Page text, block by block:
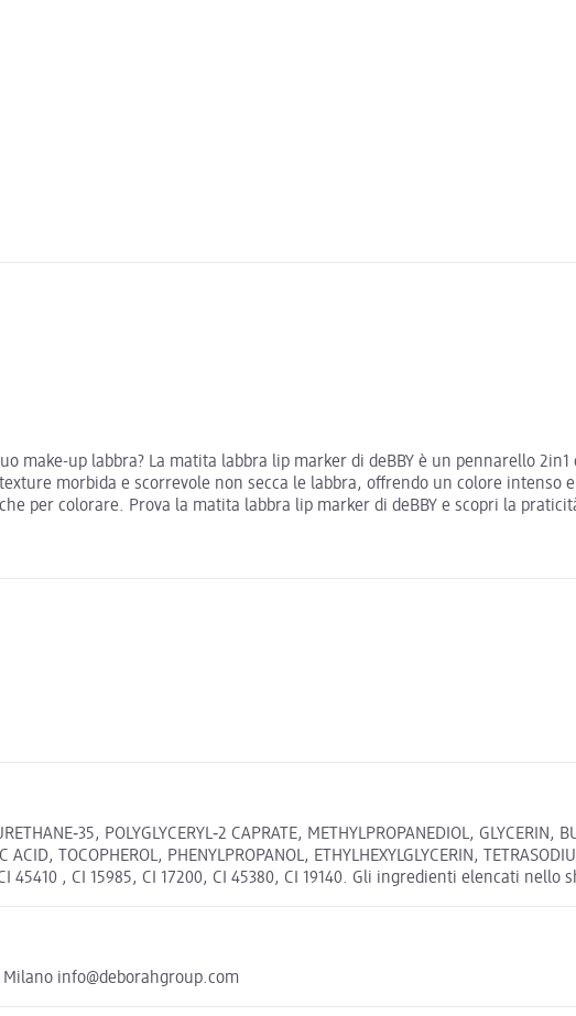
make-up labbra? La matita labbra lip marker di deBBY è un pennarello
morbida e scorrevole non secca le labbra, offrendo un colore
per colorare. Prova la matita labbra lip marker di deBBY e scopri la
POLYGLYCERYL‐2 CAPRATE, METHYLPROPANEDIOL, GLYCERIN,
ACID, TOCOPHEROL, PHENYLPROPANOL, ETHYLHEXYLGLYCERIN,
CI 45410 , CI 15985, CI 17200, CI 45380, CI 19140. Gli ingredienti elencati
Milano info@deborahgroup.com